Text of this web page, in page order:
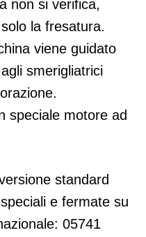
non si verifica,
la fresatura.
viene guidato
smerigliatrici
speciale motore ad
standard
e fermate su
05741